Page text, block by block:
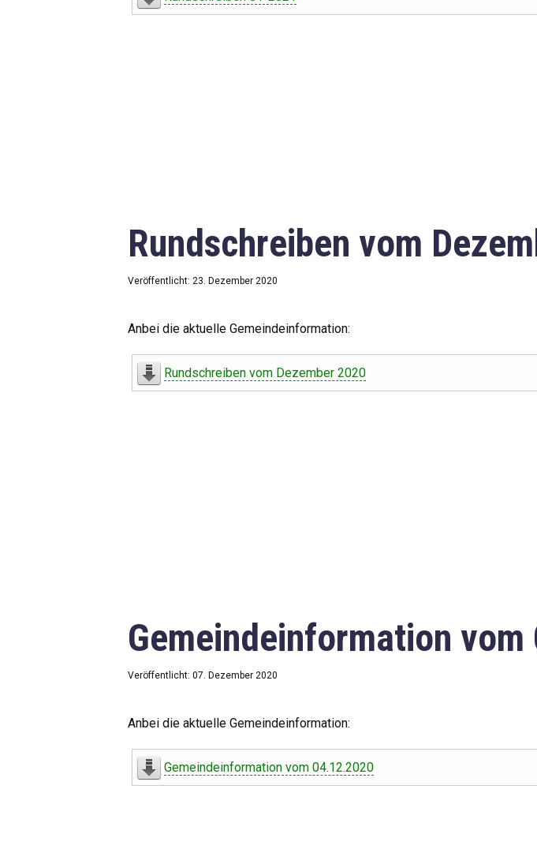
Rundschreiben vom
Veröffentlicht: 23. Dezember 2020
Anbei die aktuelle Gemeindeinformation:
Rundschreiben vom Dezember 2020
Gemeindeinformation
Veröffentlicht: 07. Dezember 2020
Anbei die aktuelle Gemeindeinformation:
Gemeindeinformation vom 04.12.2020